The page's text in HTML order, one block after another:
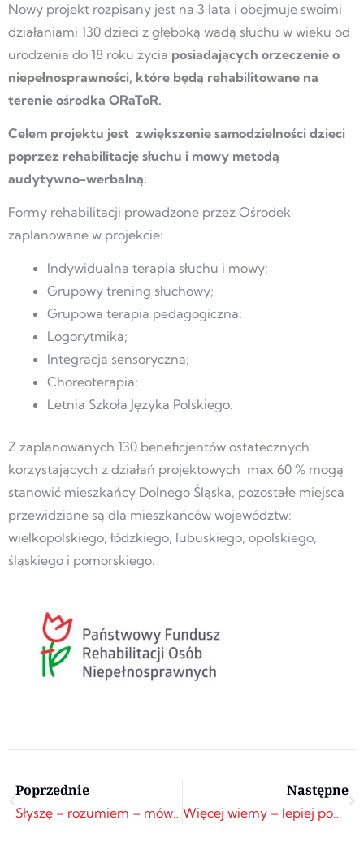
Nowy projekt rozpisany jest na 3 lata i obejmuje swoimi
działaniami 130 dzieci z głęboką wadą słuchu w wieku od
urodzenia do 18 roku życia posiadających orzeczenie o
niepełnosprawności, które będą rehabilitowane na
terenie ośrodka ORaToR.
Celem projektu jest zwiększenie samodzielności dzieci
poprzez rehabilitację słuchu i mowy metodą
audytywno-werbalną.
Formy rehabilitacji prowadzone przez Ośrodek
zaplanowane w projekcie:
Indywidualna terapia słuchu i mowy;
Grupowy trening słuchowy;
Grupowa terapia pedagogiczna;
Logorytmika;
Integracja sensoryczna;
Choreoterapia;
Letnia Szkoła Języka Polskiego.
Z zaplanowanych 130 beneficjentów ostatecznych
korzystających z działań projektowych max 60 % mogą
stanowić mieszkańcy Dolnego Śląska, pozostałe miejsca
przewidziane są dla mieszkańców województw:
wielkopolskiego, łódzkiego, lubuskiego, opolskiego,
śląskiego i pomorskiego.
Prev
Poprzednie
Słyszę – rozumiem – mówię! – wciąż trwa! Zapraszamy
Następne
Więcej wiemy – lepiej pomagamy II – zakończenie projektu